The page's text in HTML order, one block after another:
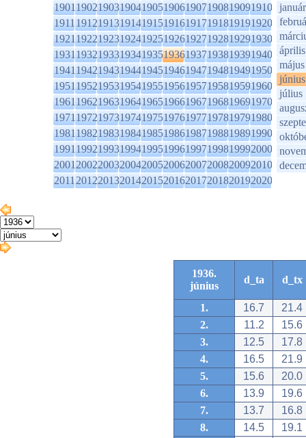
1901190219031904190519061907190819091910
1911191219131914191519161917191819191920
1921192219231924192519261927192819291930
1931193219331934193519361937193819391940
1941194219431944194519461947194819491950
1951195219531954195519561957195819591960
1961196219631964196519661967196819691970
1971197219731974197519761977197819791980
1981198219831984198519861987198819891990
1991199219931994199519961997199819992000
2001200220032004200520062007200820092010
2011201220132014201520162017201820192020
január
április
május
június
július
1936.
június
d_ta d_tx
1. 16.7
21.4
2.
11.2
15.6
3.
12.5
17.8
4.
16.5
21.9
5.
15.6
20.0
6.
13.9
19.6
7.
13.7
16.8
8.
14.5
19.1